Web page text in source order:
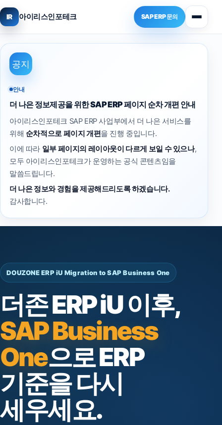
IR 아이리스인포테크 SAP ERP 문의
공지
안내
더 나은 정보제공을 위한 SAP ERP 페이지 순차 개편 안내
아이리스인포테크 SAP ERP 사업부에서 더 나은 서비스를
위해 순차적으로 페이지 개편을 진행 중입니다.
이에 따라 일부 페이지의 레이아웃이 다르게 보일 수 있으나,
모두 아이리스인포테크가 운영하는 공식 콘텐츠임을
말씀드립니다.
더 나은 정보와 경험을 제공해드리도록 하겠습니다.
감사합니다.
DOUZONE ERP iU Migration to SAP Business One
더존 ERP iU 이후,
SAP Business
One으로 ERP
기준을 다시
세우세요.